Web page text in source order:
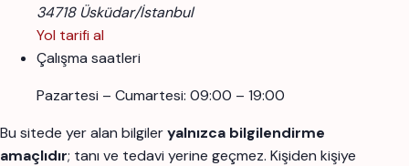
34718 Üsküdar/İstanbul
Yol tarifi al
Çalışma saatleri
Pazartesi – Cumartesi: 09:00 – 19:00
Bu sitede yer alan bilgileryalnızca bilgilendirme
amaçlıdır; tanı ve tedavi yerine geçmez. Kişiden kişiye